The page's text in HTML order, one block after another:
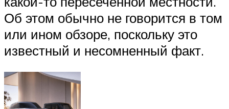
Об этом обычно не говорится в том
или ином обзоре, поскольку это
известный и несомненный факт.